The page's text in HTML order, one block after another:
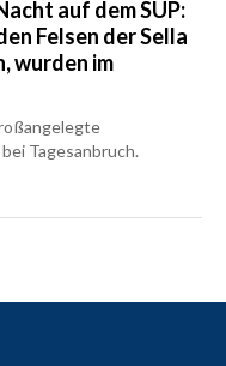
auf dem SUP:
Felsen der Sella
wurden im
Tagesanbruch.